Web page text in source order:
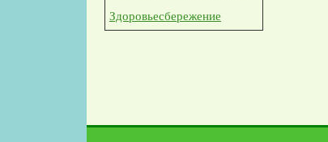
Здоровьесбережение